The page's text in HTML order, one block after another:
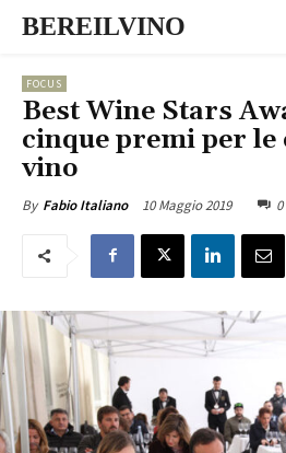
BEREILVINO
FOCUS
Best Wine Stars
cinque premi per le
vino
By Fabio Italiano 10 Maggio 2019 0